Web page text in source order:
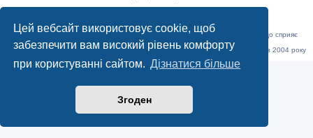
Цей вебсайт використовує cookie, щоб
забезпечити вам високий рівень комфорту
при користуванні сайтом. Дізнатися більше
Згоден
«Херсонський форум» – приватний, незалежний інтерактивний веб-ресурс, що сприяє
комунікації через глобальну мережу Інтернет.
Відкривайтеhf.uaта приєднуйтесь до дружньої спільноти, яка тут спілкується з 2004 року
до сьогодні. © Всі права захищені.